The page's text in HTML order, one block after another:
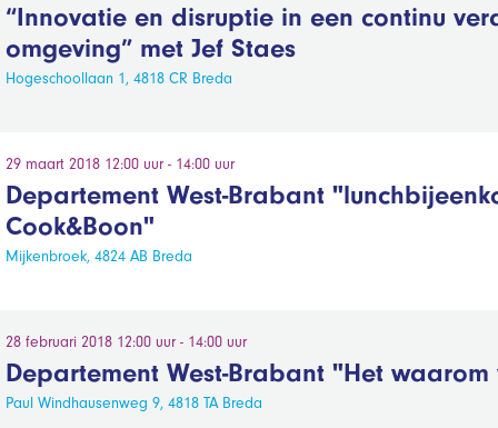
“Innovatie en disruptie in een continu
omgeving” met Jef Staes
Hogeschoollaan 1, 4818 CR Breda
29 maart 2018 12:00 uur - 14:00 uur
Departement West-Brabant
Cook&Boon"
Mijkenbroek, 4824 AB Breda
28 februari 2018 12:00 uur - 14:00 uur
Departement West-Brabant "Het
Paul Windhausenweg 9, 4818 TA Breda